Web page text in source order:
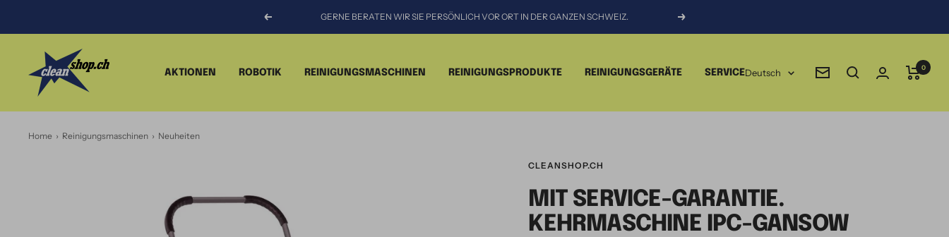
Zurück GERNE BERATEN WIR SIE PERSÖNLICH VOR ORT IN DER GANZEN SCHWEIZ. Weiter
AKTIONEN ROBOTIK REINIGUNGSMASCHINEN REINIGUNGSPRODUKTE REINIGUNGSGERÄTE SERVICE
CLEANSHOP.CH
Sprache
Deutsch Newsletter
0
Home › Reinigungsmaschinen › Neuheiten
CLEANSHOP.CH
MIT SERVICE-GARANTIE.
KEHRMASCHINE IPC-GANSOW